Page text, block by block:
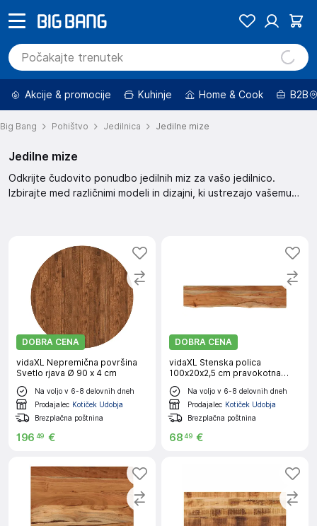
Akcije & promocije Kuhinje Home & Cook B2B
Big Bang Pohištvo Jedilnica Jedilne mize
Jedilne mize
Odkrijte čudovito ponudbo jedilnih miz za vašo jedilnico.
Izbirajte med različnimi modeli in dizajni, ki ustrezajo vašemu
DOBRA CENA
vidaXL Nepremična površina
Svetlo rjava Ø 90 x 4 cm
Na voljo v 6-8 delovnih dneh
Prodajalec Kotiček Udobja
Brezplačna poštnina
196 49 €
DOBRA CENA
vidaXL Stenska polica
100x20x2,5 cm pravokotna
akacija naraven rob
Na voljo v 6-8 delovnih dneh
Prodajalec Kotiček Udobja
Brezplačna poštnina
6849 €